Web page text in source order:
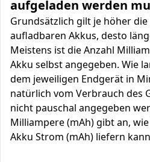
aufgeladen werden
Grundsätzlich gilt je höher die
aufladbaren Akkus, desto
Meistens ist die Anzahl
Akku selbst angegeben. Wie
dem jeweiligen Endgerät in
natürlich vom Verbrauch des
nicht pauschal angegeben
Milliampere (mAh) gibt an,
Akku Strom (mAh) liefern